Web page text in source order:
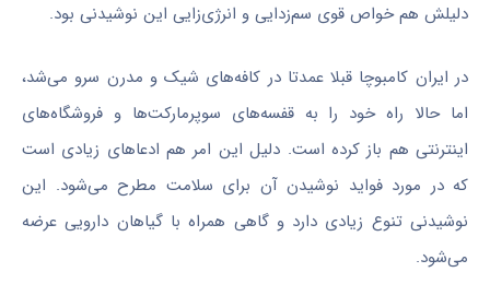
دلیلش هم خواص قوی سم‌زدایی و انرژی‌زایی‌ این نوشیدنی بود.
در ایران کامبوچا قبلا عمدتا در کافه‌های شیک و مدرن سرو می‌شد،
اما حالا راه خود را به قفسه‌های سوپرمارکت‌ها و فروشگاه‌های
اینترنتی هم باز کرده است. دلیل این امر هم ادعاهای زیادی است
که در مورد فواید نوشیدن آن برای سلامت مطرح می‌شود. این
نوشیدنی تنوع زیادی دارد و گاهی همراه با گیاهان دارویی عرضه
می‌شود.